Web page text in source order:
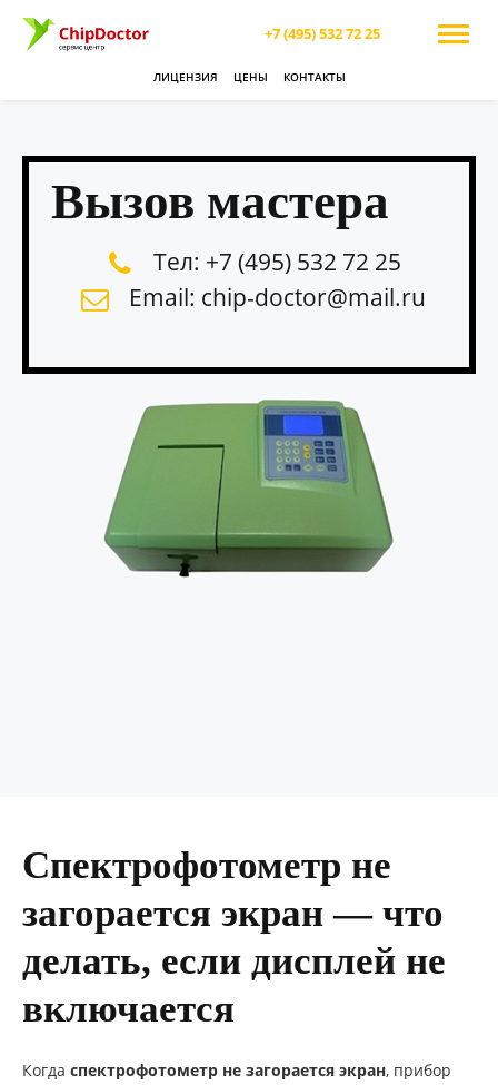
+7 (495) 532 72 25
ЛИЦЕНЗИЯ ЦЕНЫ КОНТАКТЫ
Вызов мастера
Тел: +7 (495) 532 72 25
Email: chip-doctor@mail.ru
Спектрофотометр не
загорается экран — что
делать, если дисплей не
включается
Когда спектрофотометр не загорается экран, прибор